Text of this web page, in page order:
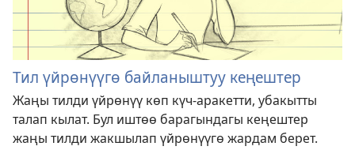
Тил үйрөнүүгө байланыштуу кеңештер
Жаңы тилди үйрөнүү көп күч-аракетти, убакытты
талап кылат. Бул иштөө барагындагы кеңештер
жаңы тилди жакшылап үйрөнүүгө жардам берет.